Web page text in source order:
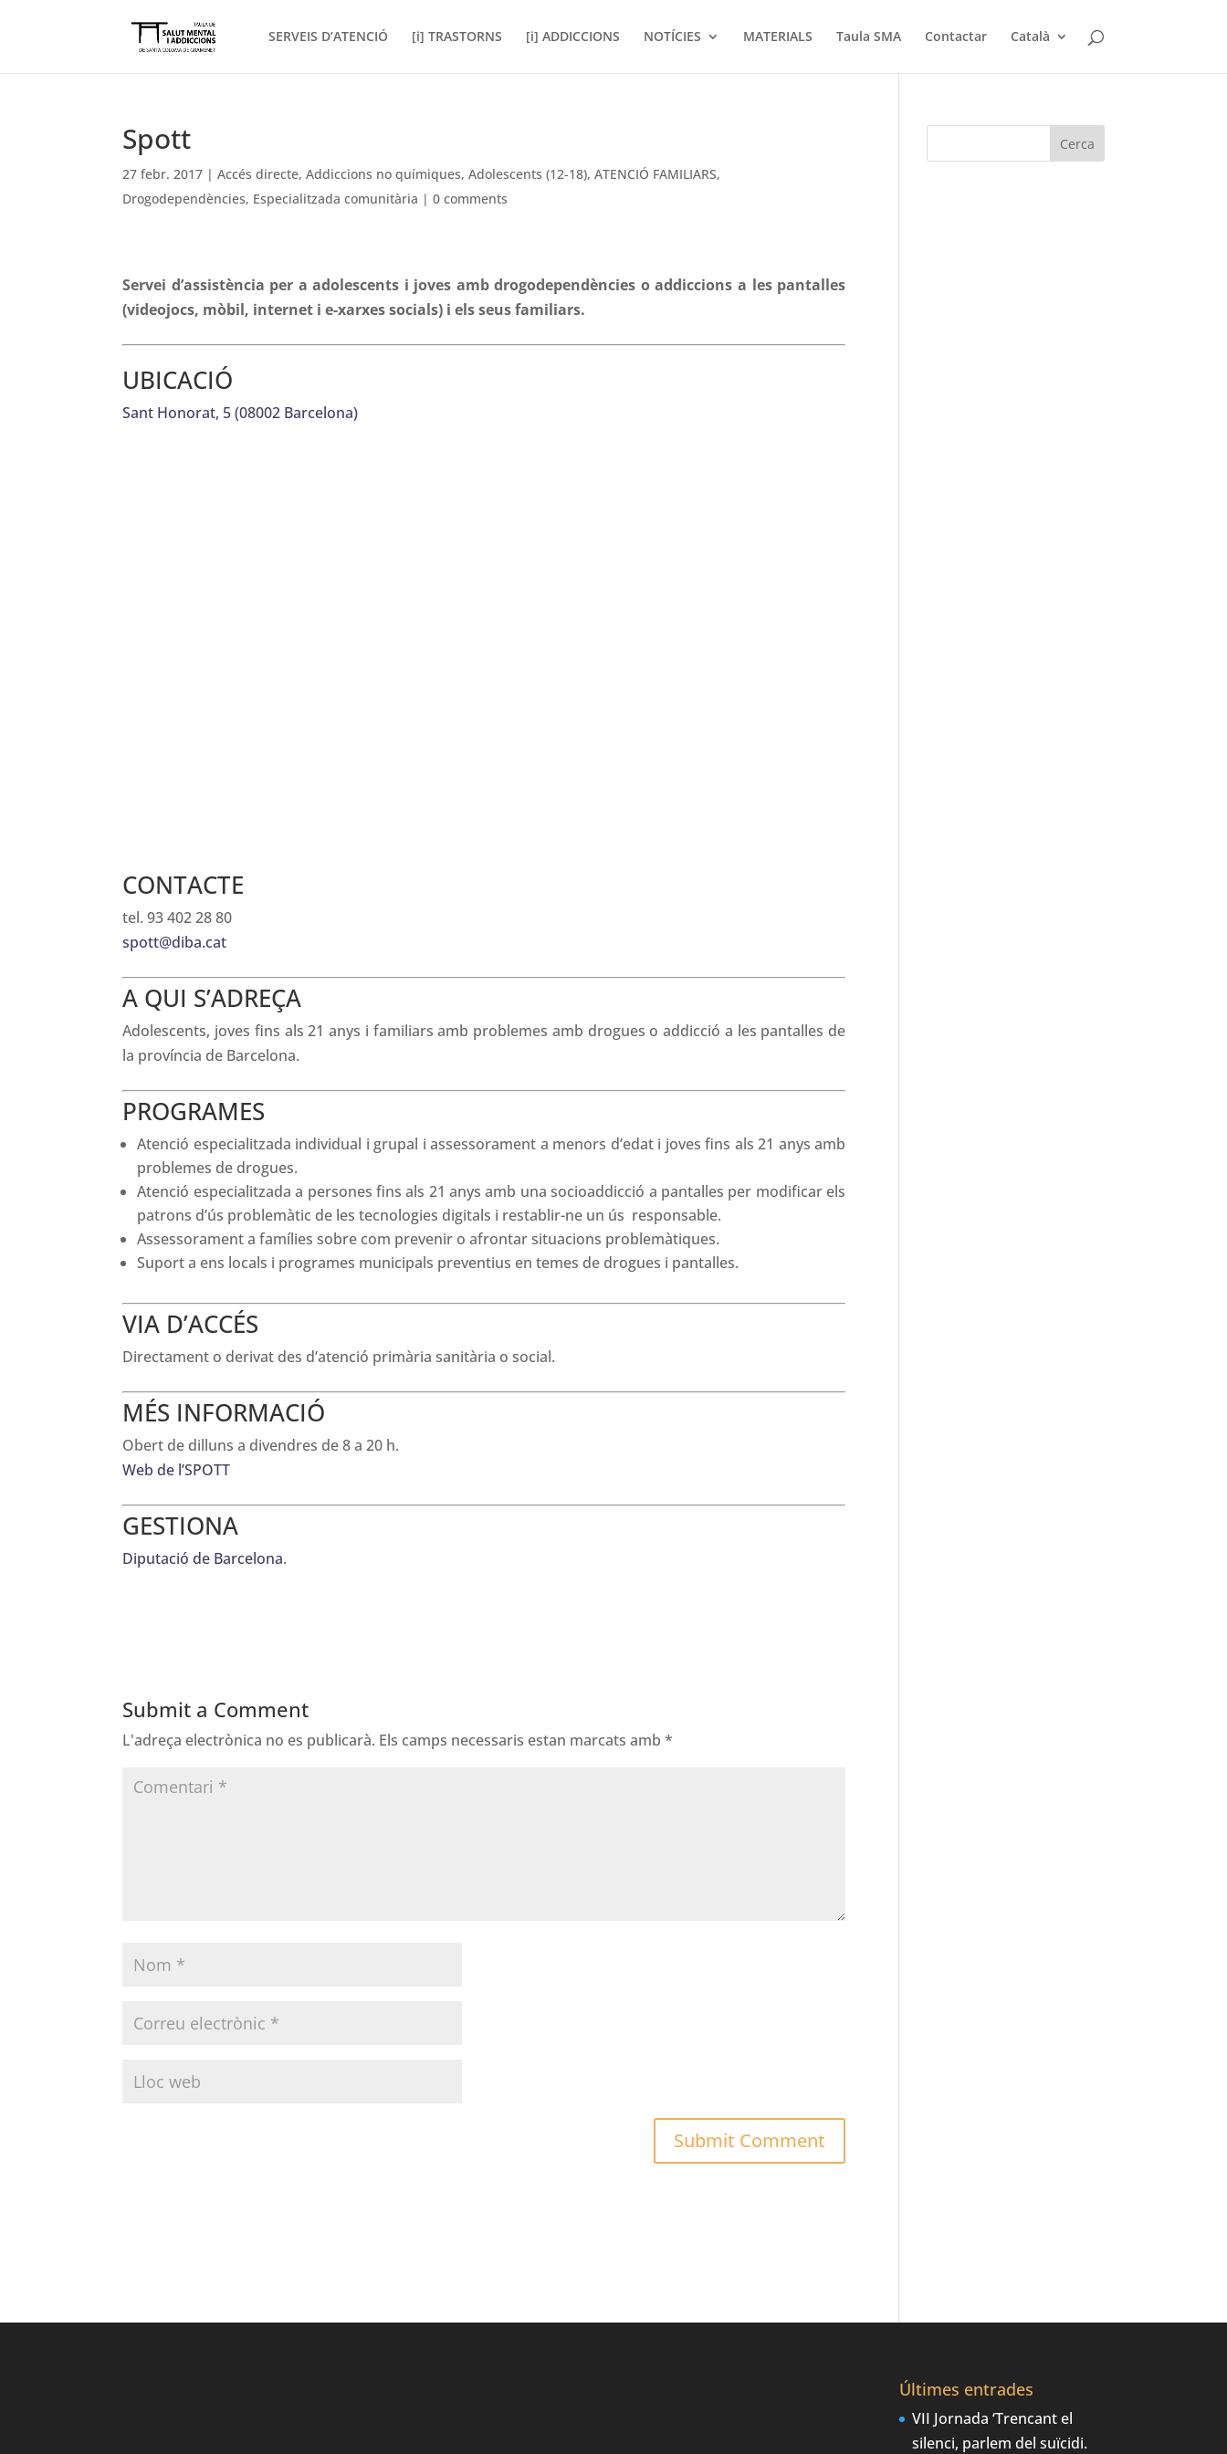
SERVEIS D’ATENCIÓ [i] TRASTORNS [i] ADDICCIONS NOTÍCIES MATERIALS Taula SMA Contactar Català
Spott
27 febr. 2017 |Accés directe,Addiccions no químiques,Adolescents (12-18),ATENCIÓ FAMILIARS,
Drogodependències, Especialitzada comunitària |0 comments
Servei d’assistència per a adolescents i joves amb drogodependències o addiccions a les pantalles
(videojocs, mòbil, internet i e-xarxes socials) i els seus familiars.
UBICACIÓ
Sant Honorat, 5 (08002 Barcelona)
CONTACTE
tel. 93 402 28 80
spott@diba.cat
A QUI S’ADREÇA
Adolescents, joves fins als 21 anys i familiars amb problemes amb drogues o addicció a les pantalles de
la província de Barcelona.
PROGRAMES
Atenció especialitzada individual i grupal i assessorament a menors d’edat i joves fins als 21 anys amb
problemes de drogues.
Atenció especialitzada a persones fins als 21 anys amb una socioaddicció a pantalles per modificar els
patrons d’ús problemàtic de les tecnologies digitals i restablir-ne un ús responsable.
Assessorament a famílies sobre com prevenir o afrontar situacions problemàtiques.
Suport a ens locals i programes municipals preventius en temes de drogues i pantalles.
VIA D’ACCÉS
Directament o derivat des d’atenció primària sanitària o social.
MÉS INFORMACIÓ
Obert de dilluns a divendres de 8 a 20 h.
Web de l’SPOTT
GESTIONA
Diputació de Barcelona.
Submit a Comment
L'adreça electrònica no es publicarà. Els camps necessaris estan marcats amb*
Últimes entrades
VII Jornada ‘Trencant el
silenci, parlem del suïcidi.